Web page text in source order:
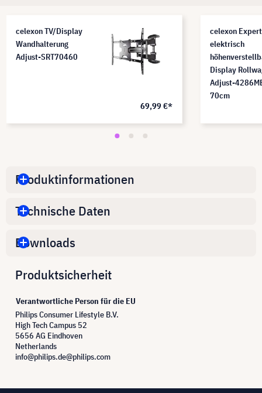
celexon TV/Display
Wandhalterung
Adjust-SRT70460
69,99 €*
celexon Expert
elektrisch
Display
Adjust-
70cm
Produktinformationen
Technische Daten
Downloads
Produktsicherheit
Verantwortliche Person für die EU
Philips Consumer Lifestyle B.V.
High Tech Campus 52
5656 AG Eindhoven
Netherlands
info@philips.de@philips.com